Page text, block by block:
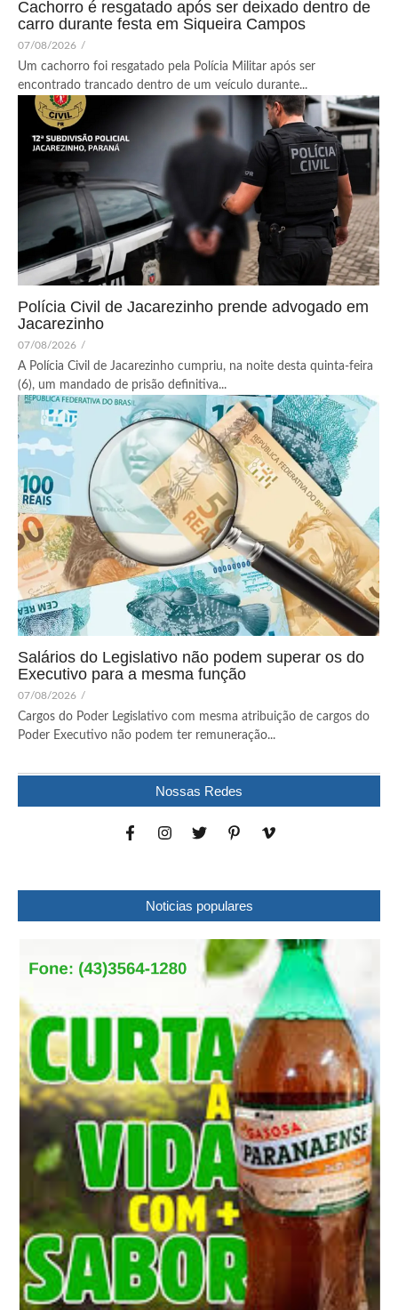
Cachorro é resgatado após ser deixado dentro de
carro durante festa em Siqueira Campos
07/08/2026 /
Um cachorro foi resgatado pela Polícia Militar após ser
encontrado trancado dentro de um veículo durante...
Polícia Civil de Jacarezinho prende advogado em
Jacarezinho
07/08/2026 /
A Polícia Civil de Jacarezinho cumpriu, na noite desta quinta-feira
(6), um mandado de prisão definitiva...
Salários do Legislativo não podem superar os do
Executivo para a mesma função
07/08/2026 /
Cargos do Poder Legislativo com mesma atribuição de cargos do
Poder Executivo não podem ter remuneração...
Nossas Redes
Noticias populares